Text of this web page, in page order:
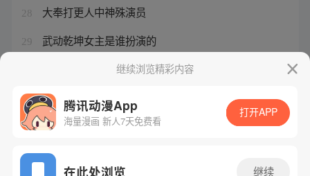
28 大奉打更人中神殊演员
29 武动乾坤女主是谁扮演的
怪奇笔记毁容相机图片继续浏览精彩内容
腾讯动漫App
海量漫画 新人7天免费看
打开APP
在此处浏览 继续
网站备案/许可证号：粤B2-20090059-5